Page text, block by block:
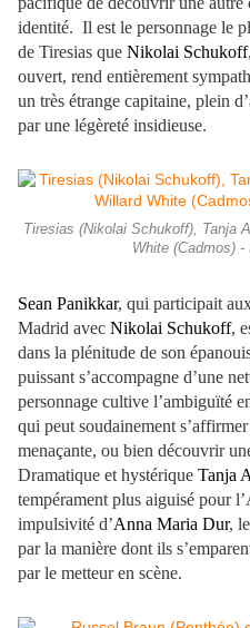
identité. Il est le personnage le
de Tiresias que Nikolai Schukoff
ouvert, rend entièrement
un très étrange capitaine, plein
par une légèreté insidieuse.
Tiresias (Nikolai Schukoff), Tanja
White (Cadmos)
Sean Panikkar, qui participait
Madrid avec Nikolai Schukoff,
dans la plénitude de son
puissant s’accompagne d’une
personnage cultive l’ambiguïté
qui peut soudainement
menaçante, ou bien découvrir
Dramatique et hystérique Tanja
tempérament plus aiguisé pour
impulsivité d’Anna Maria Dur,
par la manière dont ils
par le metteur en scène.